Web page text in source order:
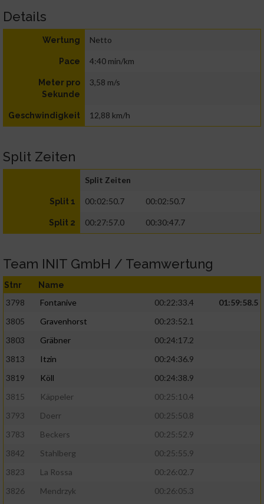
Details
Wertung Netto
Pace 4:40 min/km
Meter pro
Sekunde
3,58 m/s
Geschwindigkeit 12,88 km/h
Split Zeiten
Split Zeiten
Split 1 00:02:50.7 00:02:50.7
Split 2 00:27:57.0 00:30:47.7
Team INIT GmbH / Teamwertung
Stnr Name
3798 Fontanive 00:22:33.4
01:59:58.5
3805
Gravenhorst
00:23:52.1
3803
Gräbner
00:24:17.2
3813
Itzin
00:24:36.9
3819
Köll
00:24:38.9
3815
Käppeler
00:25:10.4
3793
Doerr
00:25:50.8
3783
Beckers
00:25:52.9
3842
Stahlberg
00:25:55.9
3823
La Rossa
00:26:02.7
3826
Mendrzyk
00:26:05.3